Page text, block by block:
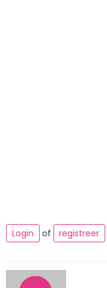
Login of registreer